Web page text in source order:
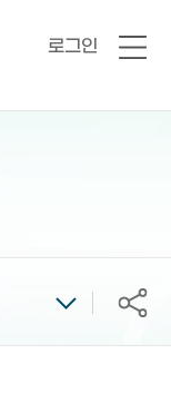
로그인
전
공유